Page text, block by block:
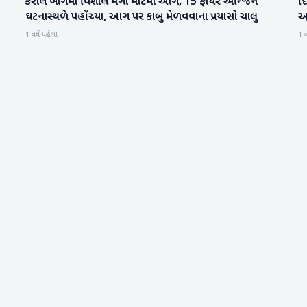
ઘટનાસ્થળે પહોંચ્યા, આગ પર કાબુ મેળવવાના પ્રયાસો ચાલુ
1 વર્ષ પહેલા 1